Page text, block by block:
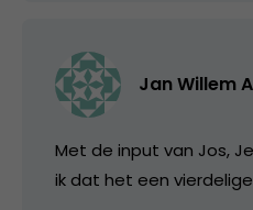
Jan Willem
Met de input van Jos,
ik dat het een